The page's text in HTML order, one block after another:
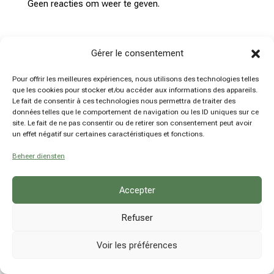
Gérer le consentement
Pour offrir les meilleures expériences, nous utilisons des technologies telles
que les cookies pour stocker et/ou accéder aux informations des appareils.
Le fait de consentir à ces technologies nous permettra de traiter des
données telles que le comportement de navigation ou les ID uniques sur ce
site. Le fait de ne pas consentir ou de retirer son consentement peut avoir
un effet négatif sur certaines caractéristiques et fonctions.
Beheer diensten
Accepter
Refuser
Voir les préférences
Geen reacties om weer te geven.